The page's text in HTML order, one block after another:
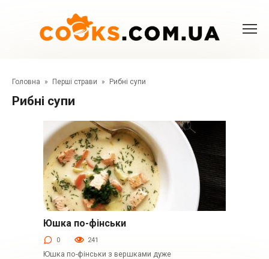
Головна » Перші страви » Рибні супи
Рибні супи
Перші страви
Юшка по-фінськи
0 241
Юшка по-фінськи з вершками дуже